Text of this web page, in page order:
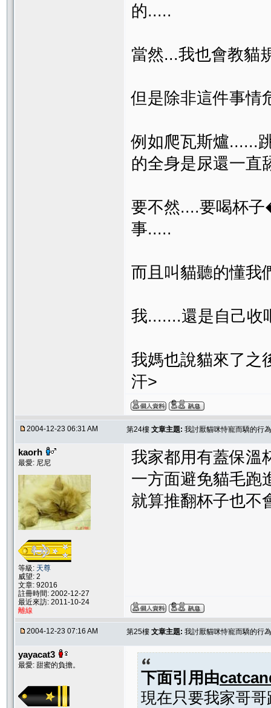
的.....
當然...我也會教貓
但是除非這件事情
例如爬瓦斯爐......
的全身是尿還一直
要不然....要喝杯
事.....
而且叫貓聽的懂我
我.......還是自己收
我媽也說貓來了之
汗>
2004-12-23 06:31 AM 第24樓 文章主題: 我討厭貓咪恃寵而驕的行
kaorh
最愛: 尼尼
等級: 天尊
威望: 2
文章: 92016
註冊時間: 2002-12-27
最近來訪: 2011-10-24
離線
我家都用有蓋保溫
一方面避免貓毛跑
就算推翻杯子也不
2004-12-23 07:16 AM 第25樓 文章主題: 我討厭貓咪恃寵而驕的行
yayacat3
最愛: 甜蜜的負擔。
下面引用由
現在只要我家哥